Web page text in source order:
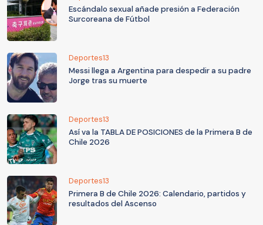
Escándalo sexual añade presión a Federación
Surcoreana de Fútbol
Deportes13
Messi llega a Argentina para despedir a su padre
Jorge tras su muerte
Deportes13
Así va la TABLA DE POSICIONES de la Primera B de
Chile 2026
Deportes13
Primera B de Chile 2026: Calendario, partidos y
resultados del Ascenso